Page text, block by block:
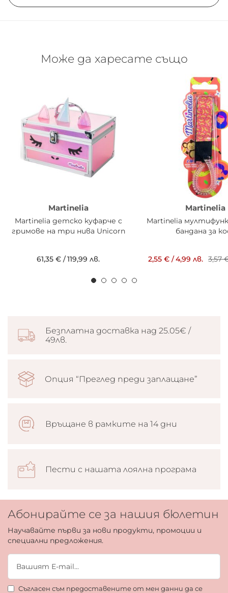
Може да харесате също
Martinelia
Martinelia детско куфарче с
гримове на три нива Unicorn
61,35 € /119,99 лв.
Martinelia
Martinelia
бандана за
2,55 € /4,99 лв. 3,57
Безплатна доставка над 25.05€ /
49лв.
Опция “Преглед преди заплащане”
Връщане в рамките на 14 дни
Пести с нашата лоялна програма
Абонирайте се за нашия бюлетин
Научавайте първи за нови продукти, промоции и
специални предложения.
Съгласен съм предоставените от мен данни да се